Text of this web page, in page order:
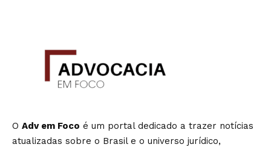
O Adv em Foco é um portal dedicado a trazer notícias
atualizadas sobre o Brasil e o universo jurídico,